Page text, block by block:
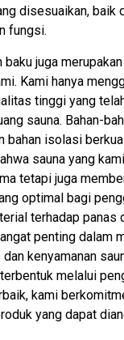
disesuaikan, baik
fungsi.
baku juga
Kami hanya
tinggi yang
sauna. Bahan-
bahan isolasi
sauna yang
tetapi juga
optimal bagi
terhadap panas
penting dalam
kenyamanan
melalui
kami
yang dapat